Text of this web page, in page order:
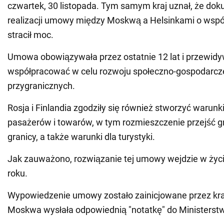
czwartek, 30 listopada. Tym samym kraj uznał, że
realizacji umowy między Moskwą a Helsinkami o
stracił moc.
Umowa obowiązywała przez ostatnie 12 lat i
współpracować w celu rozwoju społeczno-
przygranicznych.
Rosja i Finlandia zgodziły się również stworzyć
pasażerów i towarów, w tym rozmieszczenie przejść
granicy, a także warunki dla turystyki.
Jak zauważono, rozwiązanie tej umowy wejdzie w
roku.
Wypowiedzenie umowy zostało zainicjowane przez
Moskwa wysłała odpowiednią "notatkę" do